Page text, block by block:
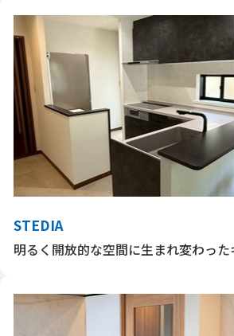
STEDIA
明るく開放的な空間に生まれ変わった